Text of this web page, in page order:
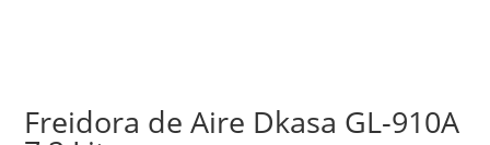
Freidora de Aire Dkasa GL-910A